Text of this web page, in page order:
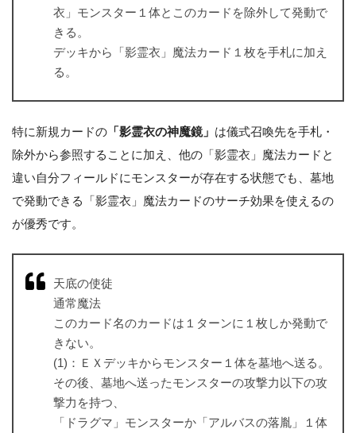
衣」モンスター１体とこのカードを除外して発動で
きる。
デッキから「影霊衣」魔法カード１枚を手札に加え
る。
特に新規カードの 「影霊衣の神魔鏡」 は儀式召喚先を手札・
除外から参照することに加え、他の「影霊衣」魔法カードと
違い自分フィールドにモンスターが存在する状態でも、墓地
で発動できる「影霊衣」魔法カードのサーチ効果を使えるの
が優秀です。
天底の使徒
通常魔法
このカード名のカードは１ターンに１枚しか発動で
きない。
(1)：ＥＸデッキからモンスター１体を墓地へ送る。
その後、墓地へ送ったモンスターの攻撃力以下の攻
撃力を持つ、
「ドラグマ」モンスターか「アルバスの落胤」１体